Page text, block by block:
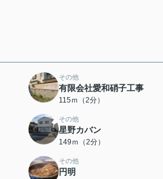
その他
有限会社愛和硝子工事
115ｍ（2分）
その他
星野カバン
149ｍ（2分）
その他
円明